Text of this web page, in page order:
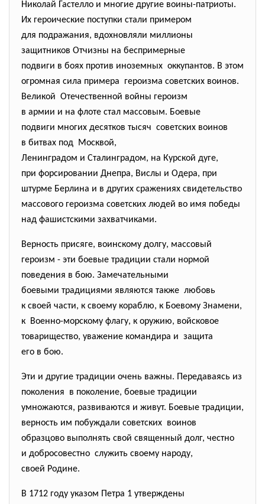
Николай Гастелло и многие другие воины-патриоты.
Их героические поступки стали примером
для подражания, вдохновляли миллионы
защитников Отчизны на беспримерные
подвиги в боях против иноземных оккупантов. В этом
огромная сила примера героизма советских воинов.
Великой Отечественной войны героизм
в армии и на флоте стал массовым. Боевые
подвиги многих десятков тысяч советских воинов
в битвах под Москвой,
Ленинградом и Сталинградом, на Курской дуге,
при форсировании Днепра, Вислы и Одера, при
штурме Берлина и в других сражениях свидетельство
массового героизма советских людей во имя победы
над фашистскими захватчиками.
Верность присяге, воинскому долгу, массовый
героизм - эти боевые традиции стали нормой
поведения в бою. Замечательными
боевыми традициями являются также любовь
к своей части, к своему кораблю, к Боевому Знамени,
к Военно-морскому флагу, к оружию, войсковое
товарищество, уважение командира и защита
его в бою.
Эти и другие традиции очень важны. Передаваясь из
поколения в поколение, боевые традиции
умножаются, развиваются и живут. Боевые традиции,
верность им побуждали советских воинов
образцово выполнять свой священный долг, честно
и добросовестно служить своему народу,
своей Родине.
В 1712 году указом Петра 1 утверждены